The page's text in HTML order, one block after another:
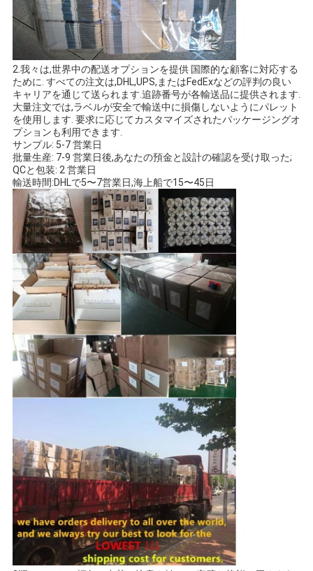
2.我々は,世界中の配送オプションを提供 国際的な顧客に対応する
ために. すべての注文は,DHL,UPS,またはFedExなどの評判の良い
キャリアを通じて送られます.追跡番号が各輸送品に提供されます.
大量注文では,ラベルが安全で輸送中に損傷しないようにパレット
を使用します. 要求に応じてカスタマイズされたパッケージングオ
プションも利用できます.
サンプル: 5-7 営業日
批量生産: 7-9 営業日後,あなたの預金と設計の確認を受け取った;
QCと包装: 2 営業日
輸送時間:DHLで5〜7営業日,海上船で15〜45日